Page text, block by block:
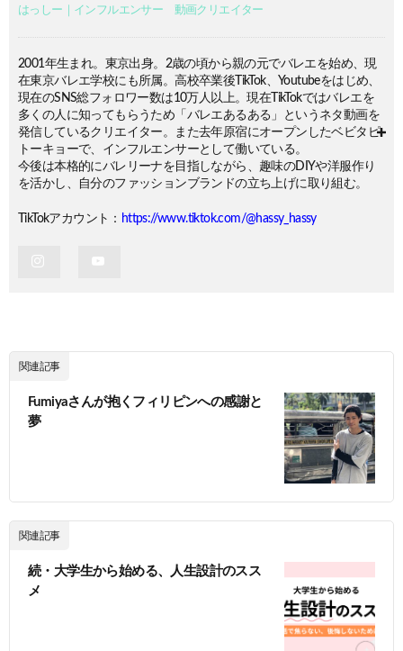
はっしー｜インフルエンサー 動画クリエイター
2001年生まれ。東京出身。2歳の頃から親の元でバレエを始め、現
在東京バレエ学校にも所属。高校卒業後TikTok、Youtubeをはじめ、
現在のSNS総フォロワー数は10万人以上。現在TikTokではバレエを
多くの人に知ってもらうため「バレエあるある」というネタ動画を
発信しているクリエイター。また去年原宿にオープンしたベビタピ
トーキョーで、インフルエンサーとして働いている。
今後は本格的にバレリーナを目指しながら、趣味のDIYや洋服作り
を活かし、自分のファッションブランドの立ち上げに取り組む。
TikTokアカウント： https://www.tiktok.com/@hassy_hassy
関連記事
Fumiyaさんが抱くフィリピンへの感謝と
夢
関連記事
続・大学生から始める、人生設計のスス
メ